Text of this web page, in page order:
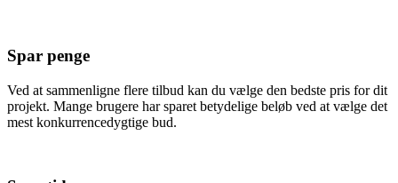
Spar penge
Ved at sammenligne flere tilbud kan du vælge den bedste pris for dit
projekt. Mange brugere har sparet betydelige beløb ved at vælge det
mest konkurrencedygtige bud.